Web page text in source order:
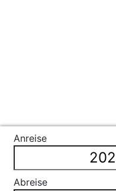
Anreise
Abreise